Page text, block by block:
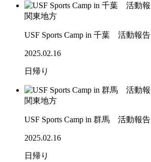
関東地方
USF Sports Camp in 千葉 活動報告
2025.02.16
日帰り
関東地方
USF Sports Camp in 群馬 活動報告
2025.02.16
日帰り